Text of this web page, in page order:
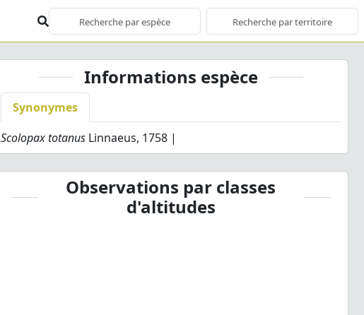
Informations espèce
Synonymes
Scolopax totanus Linnaeus, 1758 |
Observations par classes
d'altitudes